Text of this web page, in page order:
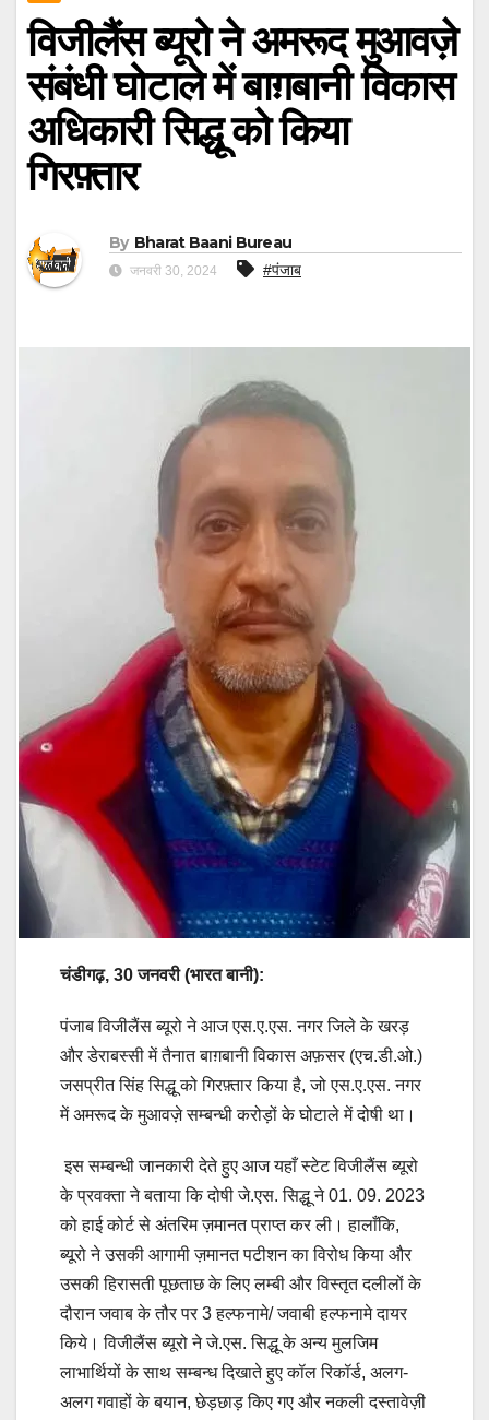
विजीलैंस ब्यूरो ने अमरूद मुआवज़े
संबंधी घोटाले में बाग़बानी विकास
अधिकारी सिद्धू को किया
गिरफ़्तार
By Bharat Baani Bureau
जनवरी 30, 2024 #पंजाब
चंडीगढ़, 30 जनवरी (भारत बानी):
पंजाब विजीलैंस ब्यूरो ने आज एस.ए.एस. नगर जिले के खरड़
और डेराबस्सी में तैनात बाग़बानी विकास अफ़सर (एच.डी.ओ.)
जसप्रीत सिंह सिद्धू को गिरफ़्तार किया है, जो एस.ए.एस. नगर
में अमरूद के मुआवज़े सम्बन्धी करोड़ों के घोटाले में दोषी था।
इस सम्बन्धी जानकारी देते हुए आज यहाँ स्टेट विजीलैंस ब्यूरो
के प्रवक्ता ने बताया कि दोषी जे.एस. सिद्धू ने 01. 09. 2023
को हाई कोर्ट से अंतरिम ज़मानत प्राप्त कर ली। हालाँकि,
ब्यूरो ने उसकी आगामी ज़मानत पटीशन का विरोध किया और
उसकी हिरासती पूछताछ के लिए लम्बी और विस्तृत दलीलों के
दौरान जवाब के तौर पर 3 हल्फनामे/ जवाबी हल्फनामे दायर
किये। विजीलैंस ब्यूरो ने जे.एस. सिद्धू के अन्य मुलजिम
लाभार्थियों के साथ सम्बन्ध दिखाते हुए कॉल रिकॉर्ड, अलग-
अलग गवाहों के बयान, छेड़छाड़ किए गए और नकली दस्तावेज़ी